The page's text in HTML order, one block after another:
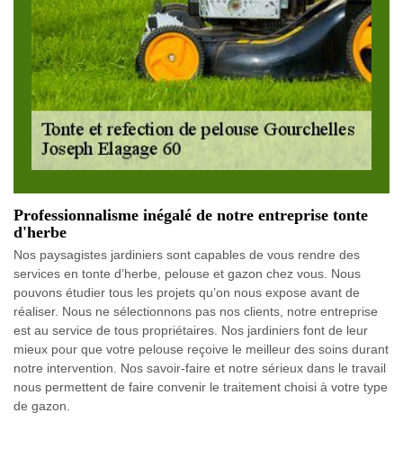
Professionnalisme inégalé de notre entreprise tonte
d'herbe
Nos paysagistes jardiniers sont capables de vous rendre des
services en tonte d’herbe, pelouse et gazon chez vous. Nous
pouvons étudier tous les projets qu’on nous expose avant de
réaliser. Nous ne sélectionnons pas nos clients, notre entreprise
est au service de tous propriétaires. Nos jardiniers font de leur
mieux pour que votre pelouse reçoive le meilleur des soins durant
notre intervention. Nos savoir-faire et notre sérieux dans le travail
nous permettent de faire convenir le traitement choisi à votre type
de gazon.